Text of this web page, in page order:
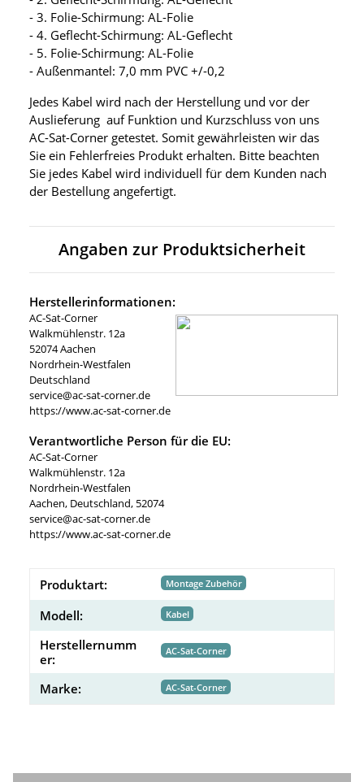
- 3. Folie-Schirmung: AL-Folie
- 4. Geflecht-Schirmung: AL-Geflecht
- 5. Folie-Schirmung: AL-Folie
- Außenmantel: 7,0 mm PVC +/-0,2
Jedes Kabel wird nach der Herstellung und vor der
Auslieferung auf Funktion und Kurzschluss von uns
AC-Sat-Corner getestet. Somit gewährleisten wir das
Sie ein Fehlerfreies Produkt erhalten. Bitte beachten
Sie jedes Kabel wird individuell für dem Kunden nach
der Bestellung angefertigt.
Angaben zur Produktsicherheit
Herstellerinformationen:
AC-Sat-Corner
Walkmühlenstr. 12a
52074 Aachen
Nordrhein-Westfalen
Deutschland
service@ac-sat-corner.de
https://www.ac-sat-corner.de
Verantwortliche Person für die EU:
AC-Sat-Corner
Walkmühlenstr. 12a
Nordrhein-Westfalen
Aachen, Deutschland, 52074
service@ac-sat-corner.de
https://www.ac-sat-corner.de
Produktart: Montage Zubehör
Modell: Kabel
Herstellernumm
er:
AC-Sat-Corner
Marke: AC-Sat-Corner